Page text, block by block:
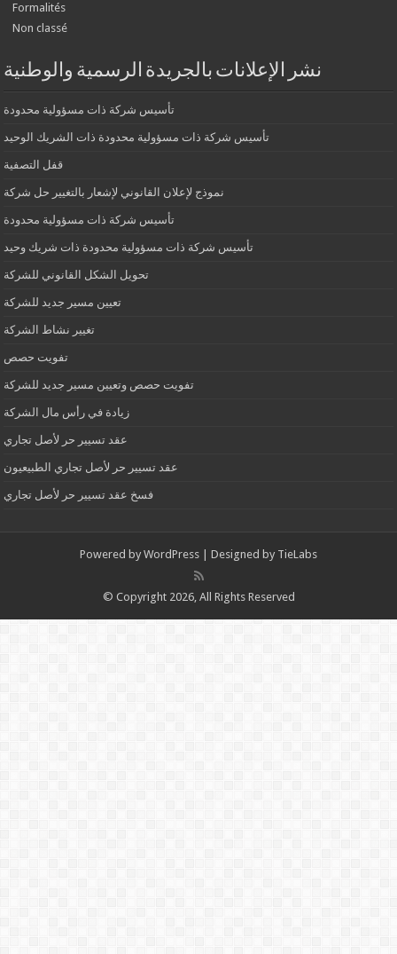
Formalités
Non classé
نشر الإعلانات بالجريدة الرسمية والوطنية
تأسيس شركة ذات مسؤولية محدودة
تأسيس شركة ذات مسؤولية محدودة ذات الشريك الوحيد
قفل التصفية
نموذج لإعلان القانوني لإشعار بالتغيير حل شركة
تأسيس شركة ذات مسؤولية محدودة
تأسيس شركة ذات مسؤولية محدودة ذات شريك وحيد
تحويل الشكل القانوني للشركة
تعيين مسير جديد للشركة
تغيير نشاط الشركة
تفويت حصص
تفويت حصص وتعيين مسير جديد للشركة
زيادة في رأس مال الشركة
عقد تسيير حر لأصل تجاري
عقد تسيير حر لأصل تجاري الطبيعيون
فسخ عقد تسيير حر لأصل تجاري
Powered by WordPress | Designed by TieLabs
© Copyright 2026, All Rights Reserved